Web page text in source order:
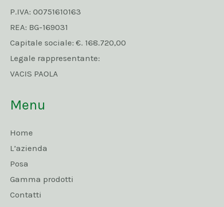
P.IVA: 00751610163
REA: BG-169031
Capitale sociale: €. 168.720,00
Legale rappresentante:
VACIS PAOLA
Menu
Home
L’azienda
Posa
Gamma prodotti
Contatti